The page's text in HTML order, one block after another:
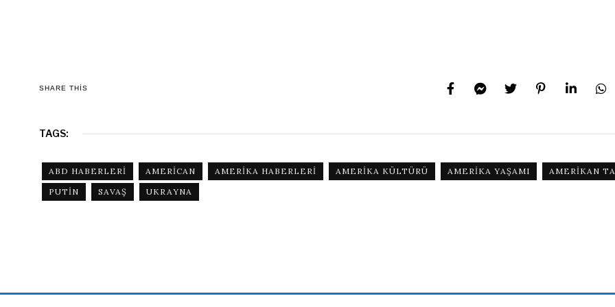
SHARE THIS
TAGS:
ABD HABERLERI AMERICAN AMERIKA HABERLERI AMERIKA KÜLTÜRÜ AMERIKA YAŞAMI
AMERIKAN
PUTIN
SAVAŞ UKRAYNA